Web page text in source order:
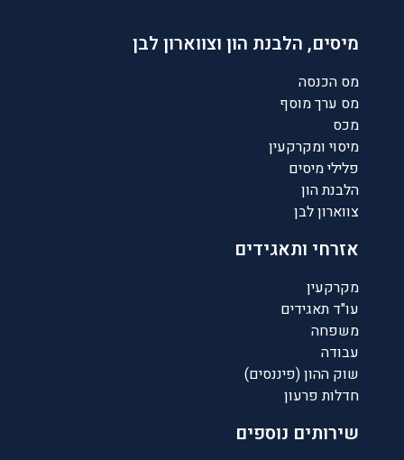
מיסים, הלבנת הון וצווארון לבן
מס הכנסה
מס ערך מוסף
מכס
מיסוי ומקרקעין
פלילי מיסים
הלבנת הון
צווארון לבן
אזרחי ותאגידים
מקרקעין
עו"ד תאגידים
משפחה
עבודה
שוק ההון (פיננסים)
חדלות פרעון
שירותים נוספים